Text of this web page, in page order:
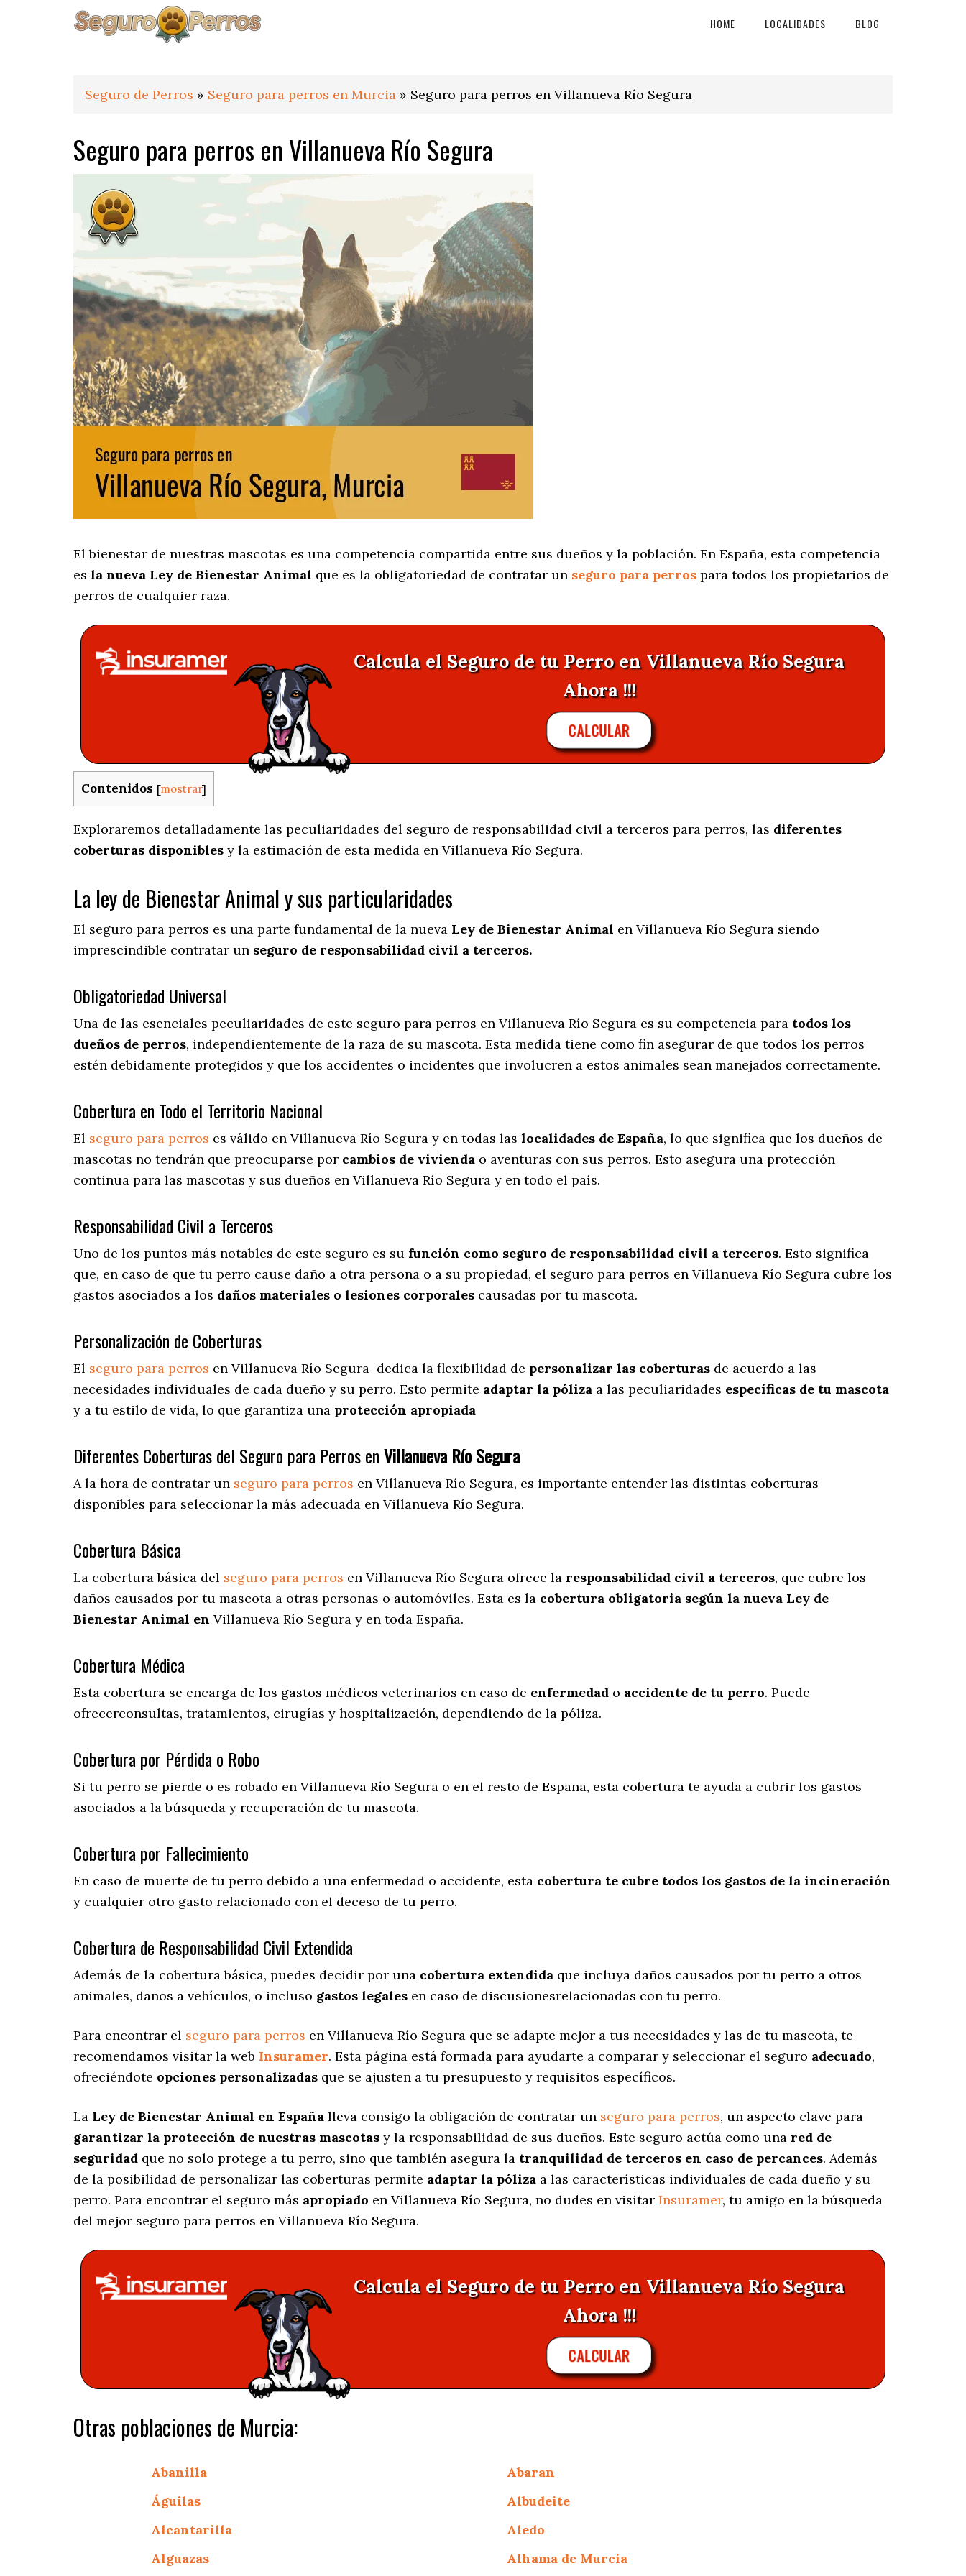
HOME LOCALIDADES BLOG
Seguro de Perros » Seguro para perros en Murcia » Seguro para perros en Villanueva Río Segura
Seguro para perros en Villanueva Río Segura
El bienestar de nuestras mascotas es una competencia compartida entre sus dueños y la población. En España, esta competencia
es la nueva Ley de Bienestar Animal que es la obligatoriedad de contratar un seguro para perros para todos los propietarios de
perros de cualquier raza.
Calcula el Seguro de tu Perro en Villanueva Río Segura
Ahora !!!
CALCULAR
Contenidos [mostrar]
Exploraremos detalladamente las peculiaridades del seguro de responsabilidad civil a terceros para perros, las diferentes
coberturas disponibles y la estimación de esta medida en Villanueva Río Segura.
La ley de Bienestar Animal y sus particularidades
El seguro para perros es una parte fundamental de la nueva Ley de Bienestar Animal en Villanueva Río Segura siendo
imprescindible contratar un seguro de responsabilidad civil a terceros.
Obligatoriedad Universal
Una de las esenciales peculiaridades de este seguro para perros en Villanueva Río Segura es su competencia para todos los
dueños de perros, independientemente de la raza de su mascota. Esta medida tiene como fin asegurar de que todos los perros
estén debidamente protegidos y que los accidentes o incidentes que involucren a estos animales sean manejados correctamente.
Cobertura en Todo el Territorio Nacional
El seguro para perros es válido en Villanueva Río Segura y en todas las localidades de España, lo que significa que los dueños de
mascotas no tendrán que preocuparse por cambios de vivienda o aventuras con sus perros. Esto asegura una protección
continua para las mascotas y sus dueños en Villanueva Río Segura y en todo el país.
Responsabilidad Civil a Terceros
Uno de los puntos más notables de este seguro es su función como seguro de responsabilidad civil a terceros. Esto significa
que, en caso de que tu perro cause daño a otra persona o a su propiedad, el seguro para perros en Villanueva Río Segura cubre los
gastos asociados a los daños materiales o lesiones corporales causadas por tu mascota.
Personalización de Coberturas
El seguro para perros en Villanueva Río Segura dedica la flexibilidad de personalizar las coberturas de acuerdo a las
necesidades individuales de cada dueño y su perro. Esto permite adaptar la póliza a las peculiaridades específicas de tu mascota
y a tu estilo de vida, lo que garantiza una protección apropiada
Diferentes Coberturas del Seguro para Perros enVillanueva Río Segura
A la hora de contratar un seguro para perros en Villanueva Río Segura, es importante entender las distintas coberturas
disponibles para seleccionar la más adecuada en Villanueva Río Segura.
Cobertura Básica
La cobertura básica del seguro para perros en Villanueva Río Segura ofrece la responsabilidad civil a terceros, que cubre los
daños causados por tu mascota a otras personas o automóviles. Esta es la cobertura obligatoria según la nueva Ley de
Bienestar Animal en Villanueva Río Segura y en toda España.
Cobertura Médica
Esta cobertura se encarga de los gastos médicos veterinarios en caso de enfermedad o accidente de tu perro. Puede
ofrecerconsultas, tratamientos, cirugías y hospitalización, dependiendo de la póliza.
Cobertura por Pérdida o Robo
Si tu perro se pierde o es robado en Villanueva Río Segura o en el resto de España, esta cobertura te ayuda a cubrir los gastos
asociados a la búsqueda y recuperación de tu mascota.
Cobertura por Fallecimiento
En caso de muerte de tu perro debido a una enfermedad o accidente, esta cobertura te cubre todos los gastos de la incineración
y cualquier otro gasto relacionado con el deceso de tu perro.
Cobertura de Responsabilidad Civil Extendida
Además de la cobertura básica, puedes decidir por una cobertura extendida que incluya daños causados por tu perro a otros
animales, daños a vehículos, o incluso gastos legales en caso de discusionesrelacionadas con tu perro.
Para encontrar el seguro para perros en Villanueva Río Segura que se adapte mejor a tus necesidades y las de tu mascota, te
recomendamos visitar la web Insuramer. Esta página está formada para ayudarte a comparar y seleccionar el seguro adecuado,
ofreciéndote opciones personalizadas que se ajusten a tu presupuesto y requisitos específicos.
La Ley de Bienestar Animal en España lleva consigo la obligación de contratar un seguro para perros, un aspecto clave para
garantizar la protección de nuestras mascotas y la responsabilidad de sus dueños. Este seguro actúa como una red de
seguridad que no solo protege a tu perro, sino que también asegura la tranquilidad de terceros en caso de percances. Además
de la posibilidad de personalizar las coberturas permite adaptar la póliza a las características individuales de cada dueño y su
perro. Para encontrar el seguro más apropiado en Villanueva Río Segura, no dudes en visitar Insuramer, tu amigo en la búsqueda
del mejor seguro para perros en Villanueva Río Segura.
Calcula el Seguro de tu Perro en Villanueva Río Segura
Ahora !!!
CALCULAR
Otras poblaciones de Murcia:
Abanilla
Abaran
Águilas
Albudeite
Alcantarilla
Aledo
Alguazas
Alhama de Murcia